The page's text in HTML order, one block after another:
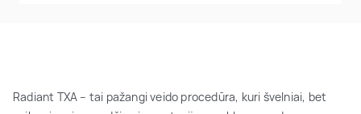
Radiant TXA – tai pažangi veido procedūra, kuri švelniai, bet